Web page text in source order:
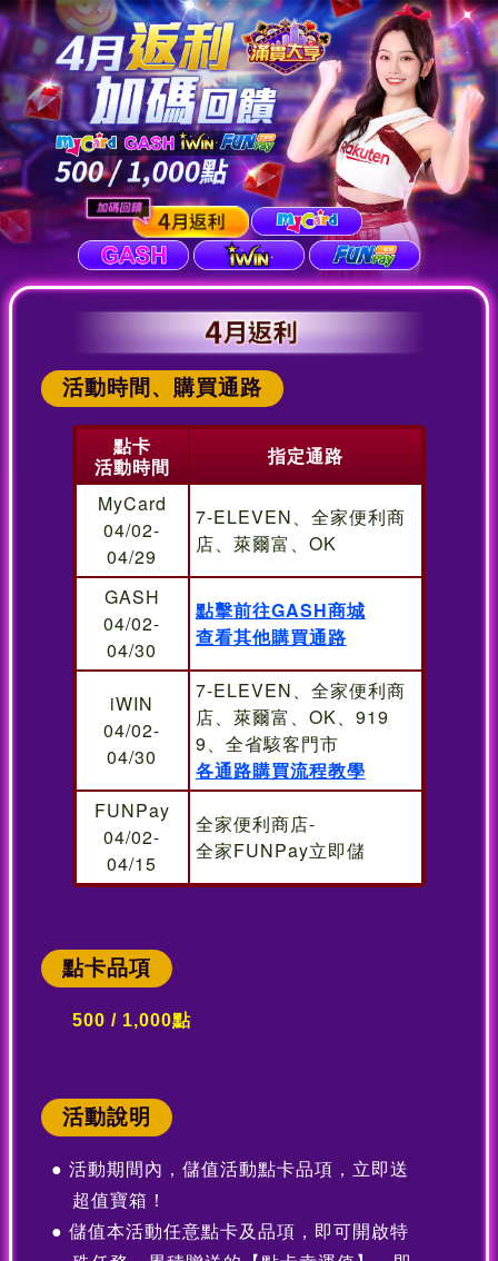
活動時間、購買通路
點卡
活動時間
指定通路
MyCard
04/02-
04/29
7-ELEVEN、全家便利商
店、萊爾富、OK
GASH
04/02-
04/30
點擊前往GASH商城
查看其他購買通路
iWIN
04/02-
04/30
7-ELEVEN、全家便利商
店、萊爾富、OK、919
9、全省駭客門市
各通路購買流程教學
FUNPay
04/02-
04/15
全家便利商店-
全家FUNPay立即儲
點卡品項
500 / 1,000點
活動說明
活動期間內，儲值活動點卡品項，立即送
超值寶箱！
儲值本活動任意點卡及品項，即可開啟特